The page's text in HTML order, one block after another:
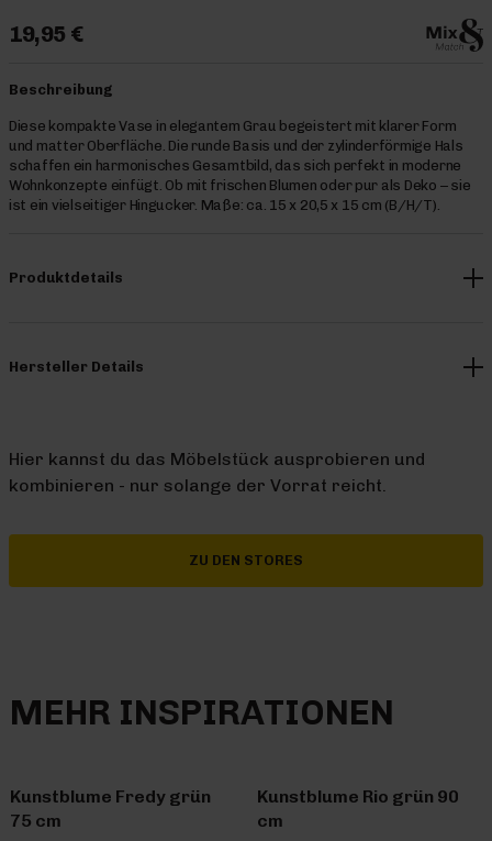
19,95 €
Beschreibung
Diese kompakte Vase in elegantem Grau begeistert mit klarer Form
und matter Oberfläche. Die runde Basis und der zylinderförmige Hals
schaffen ein harmonisches Gesamtbild, das sich perfekt in moderne
Wohnkonzepte einfügt. Ob mit frischen Blumen oder pur als Deko – sie
ist ein vielseitiger Hingucker. Maße: ca. 15 x 20,5 x 15 cm (B/H/T).
Produktdetails
Hersteller Details
Hier kannst du das Möbelstück ausprobieren und
kombinieren - nur solange der Vorrat reicht.
ZU DEN STORES
MEHR INSPIRATIONEN
Kunstblume Fredy grün
75 cm
Kunstblume Rio grün 90
cm